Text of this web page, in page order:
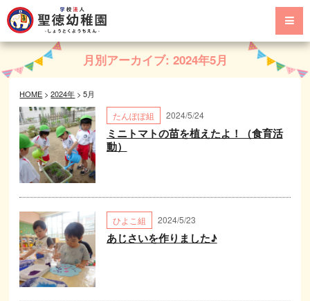
月別アーカイブ: 2024年5月
HOME >2024年 >5月
たんぽぽ組 2024/5/24
ミニトマトの苗を植えたよ！（食育活
動）
ひよこ組 2024/5/23
あじさいを作りました♪